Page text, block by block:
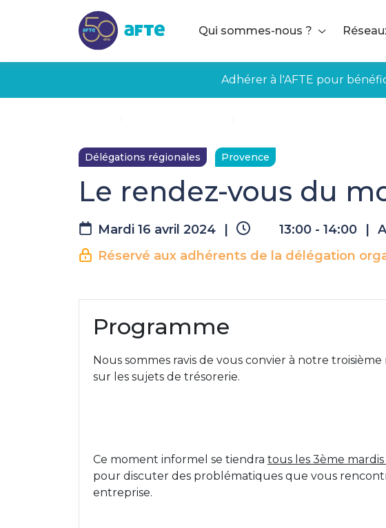
Qui sommes-nous ?
Adhérer à l'AFTE pour
Délégations régionales Provence
Le rendez-vous du
Mardi 16 avril 2024 13:00 - 14:00
Réservé aux adhérents de la délégation
Programme
Nous sommes ravis de vous convier à notre
sur les sujets de trésorerie.
Ce moment informel se tiendra tous les 3ème
pour discuter des problématiques que vous
entreprise.